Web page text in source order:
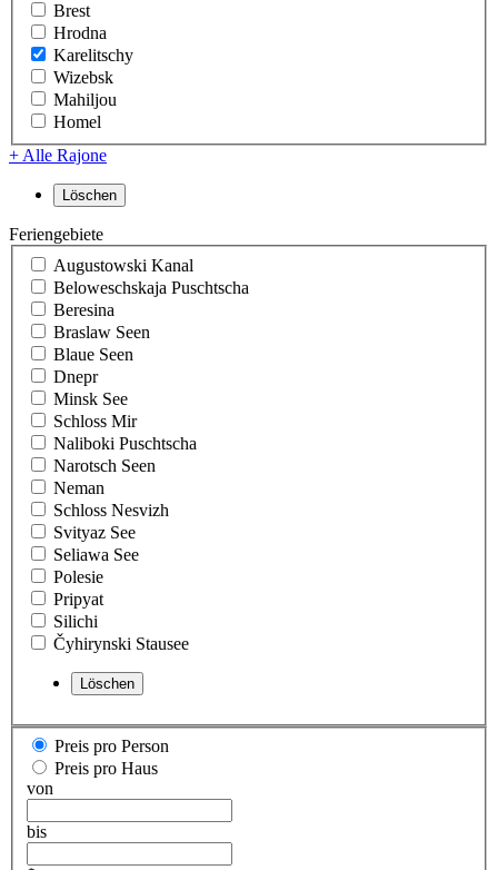
Brest
Hrodna
Karelitschy
Wizebsk
Mahiljou
Homel
+ Alle Rajone
Feriengebiete
Augustowski Kanal
Beloweschskaja Puschtscha
Beresina
Braslaw Seen
Blaue Seen
Dnepr
Minsk See
Schloss Mir
Naliboki Puschtscha
Narotsch Seen
Neman
Schloss Nesvizh
Svityaz See
Seliawa See
Polesie
Pripyat
Silichi
Čyhirynski Stausee
Preis pro Person
Preis pro Haus
von
bis